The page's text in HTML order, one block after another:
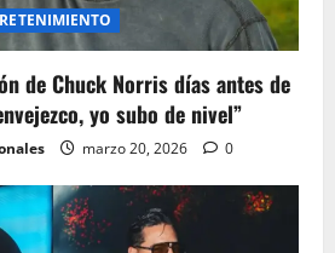
de Chuck Norris días antes de
yo subo de nivel”
marzo 20, 2026 0